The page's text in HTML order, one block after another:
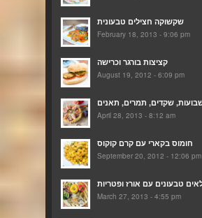
שקשוקה חצילים טבעונית
February 18, 2013 - 9:06 pm
קציצות בורגר וכרישה
August 19, 2012 - 6:09 pm
April 28, 2013 - 8:12 am
חומוס בקארי עם קרם קוקוס
September 20, 2012 - 12:06 pm
March 27, 2013 - 4:55 pm